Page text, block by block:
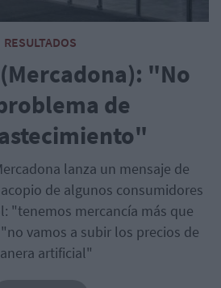
RESULTADOS
"No
de
lanza un mensaje de
de algunos consumidores
"tenemos mercancía más que
vamos a subir los precios de
artificial"